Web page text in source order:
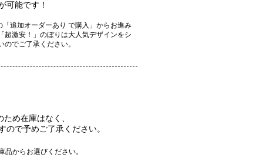
可能です！
追加オーダーあり で購入」からお進み
激安！」のぼりは大人気デザインをシ
でご了承ください。
め在庫はなく、
で予めご了承ください。
からお選びください。